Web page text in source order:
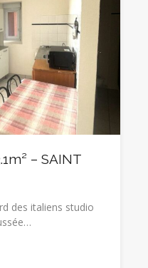
– SAINT
des italiens studio